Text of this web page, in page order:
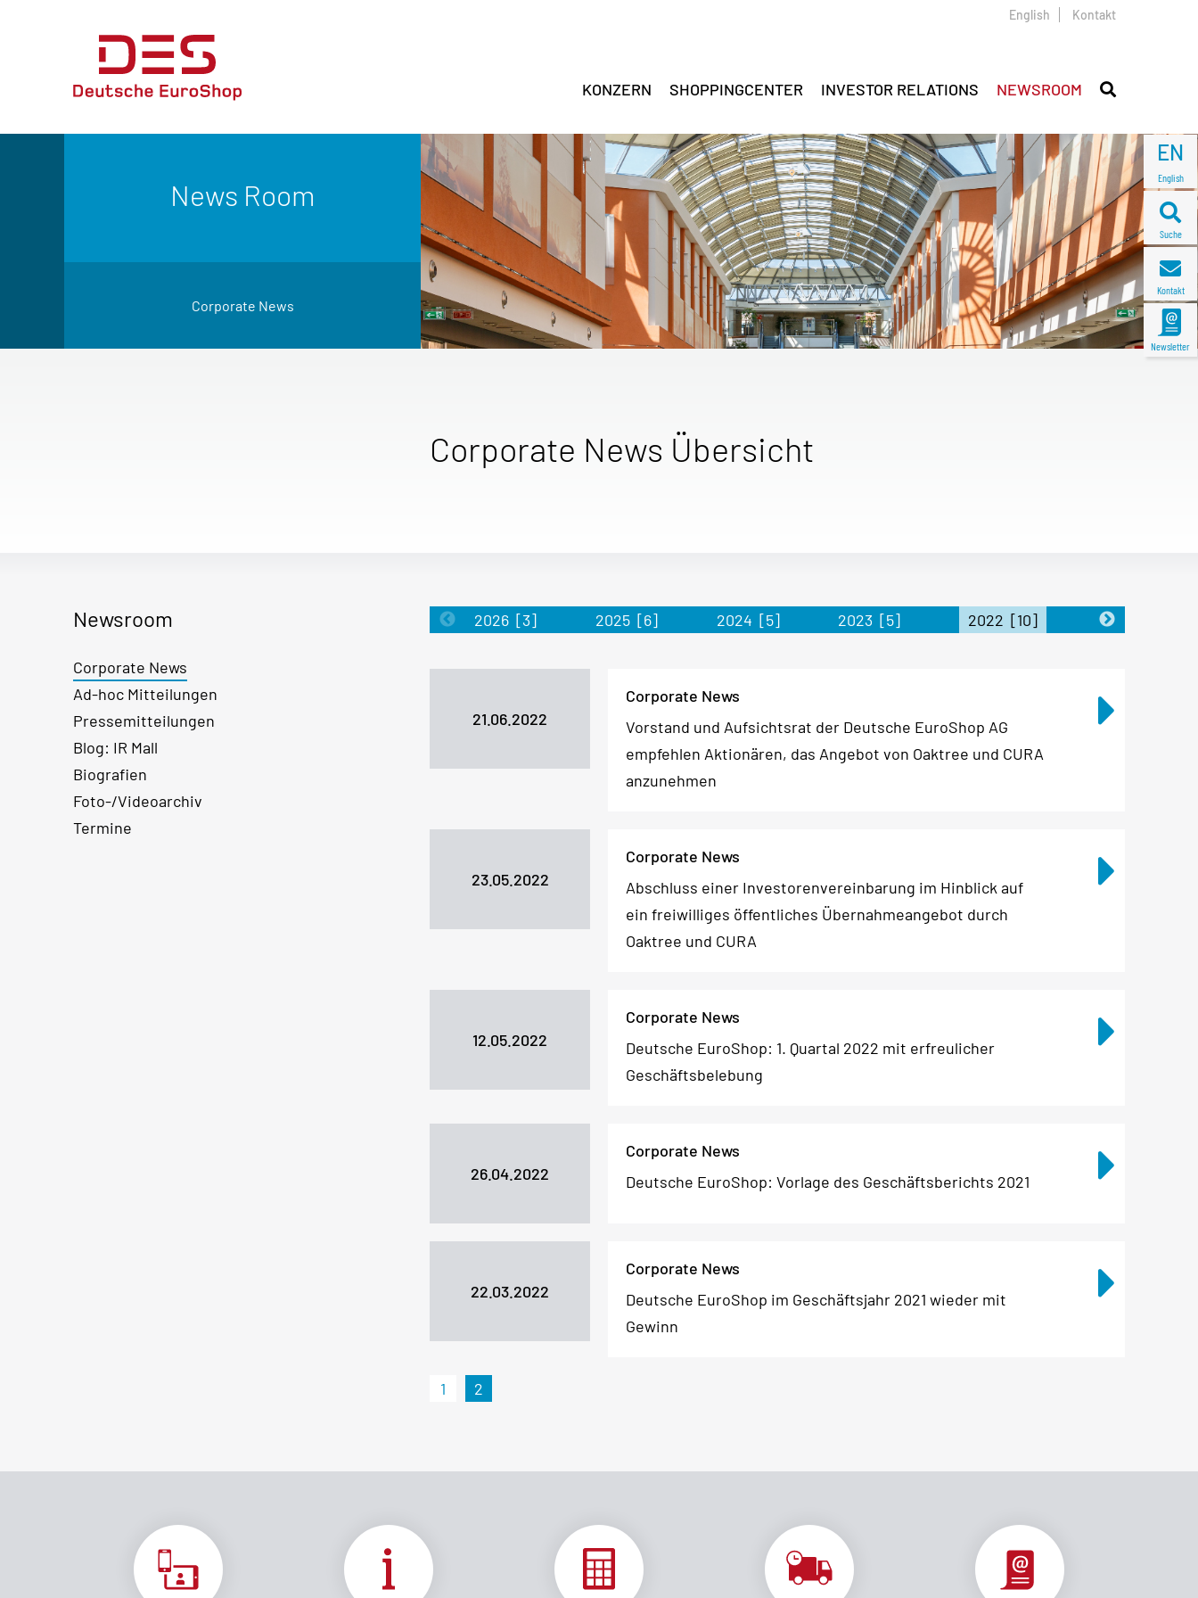
EN
English
Suche
Kontakt
Newsletter
English Kontakt
KONZERN SHOPPINGCENTER INVESTOR RELATIONS NEWSROOM
News Room
Corporate News
Corporate News Übersicht
Newsroom
Corporate News
Ad-hoc Mitteilungen
Pressemitteilungen
Blog: IR Mall
Biografien
Foto-/Videoarchiv
Termine
2026 [3] 2025 [6] 2024 [5] 2023 [5] 2022 [10] 2021
21.06.2022
Corporate News
Vorstand und Aufsichtsrat der Deutsche EuroShop AG
empfehlen Aktionären, das Angebot von Oaktree und CURA
anzunehmen
23.05.2022
Corporate News
Abschluss einer Investorenvereinbarung im Hinblick auf
ein freiwilliges öffentliches Übernahmeangebot durch
Oaktree und CURA
12.05.2022
Corporate News
Deutsche EuroShop: 1. Quartal 2022 mit erfreulicher
Geschäftsbelebung
26.04.2022
Corporate News
Deutsche EuroShop: Vorlage des Geschäftsberichts 2021
22.03.2022
Corporate News
Deutsche EuroShop im Geschäftsjahr 2021 wieder mit
Gewinn
1 2